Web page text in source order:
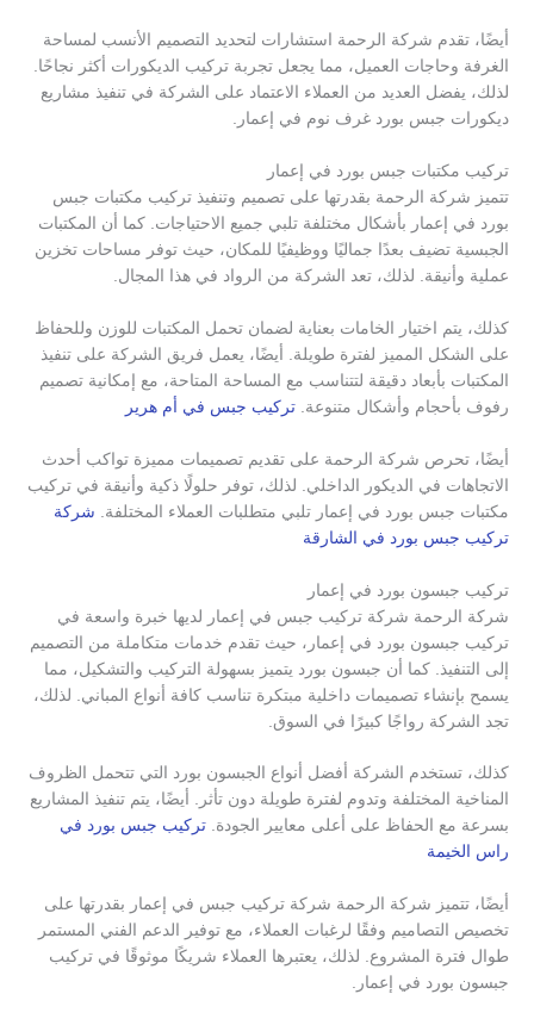
أيضًا، تقدم شركة الرحمة استشارات لتحديد التصميم الأنسب لمساحة
الغرفة وحاجات العميل، مما يجعل تجربة تركيب الديكورات أكثر نجاحًا.
لذلك، يفضل العديد من العملاء الاعتماد على الشركة في تنفيذ مشاريع
ديكورات جبس بورد غرف نوم في إعمار.
تركيب مكتبات جبس بورد في إعمار
تتميز شركة الرحمة بقدرتها على تصميم وتنفيذ تركيب مكتبات جبس
بورد في إعمار بأشكال مختلفة تلبي جميع الاحتياجات. كما أن المكتبات
الجبسية تضيف بعدًا جماليًا ووظيفيًا للمكان، حيث توفر مساحات تخزين
عملية وأنيقة. لذلك، تعد الشركة من الرواد في هذا المجال.
كذلك، يتم اختيار الخامات بعناية لضمان تحمل المكتبات للوزن وللحفاظ
على الشكل المميز لفترة طويلة. أيضًا، يعمل فريق الشركة على تنفيذ
المكتبات بأبعاد دقيقة لتتناسب مع المساحة المتاحة، مع إمكانية تصميم
رفوف بأحجام وأشكال متنوعة.تركيب جبس في أم هرير
أيضًا، تحرص شركة الرحمة على تقديم تصميمات مميزة تواكب أحدث
الاتجاهات في الديكور الداخلي. لذلك، توفر حلولًا ذكية وأنيقة في تركيب
مكتبات جبس بورد في إعمار تلبي متطلبات العملاء المختلفة. شركة
تركيب جبس بورد في الشارقة
تركيب جبسون بورد في إعمار
شركة الرحمة شركة تركيب جبس في إعمار لديها خبرة واسعة في
تركيب جبسون بورد في إعمار، حيث تقدم خدمات متكاملة من التصميم
إلى التنفيذ. كما أن جبسون بورد يتميز بسهولة التركيب والتشكيل، مما
يسمح بإنشاء تصميمات داخلية مبتكرة تناسب كافة أنواع المباني. لذلك،
تجد الشركة رواجًا كبيرًا في السوق.
كذلك، تستخدم الشركة أفضل أنواع الجبسون بورد التي تتحمل الظروف
المناخية المختلفة وتدوم لفترة طويلة دون تأثر. أيضًا، يتم تنفيذ المشاريع
بسرعة مع الحفاظ على أعلى معايير الجودة.تركيب جبس بورد في
راس الخيمة
أيضًا، تتميز شركة الرحمة شركة تركيب جبس في إعمار بقدرتها على
تخصيص التصاميم وفقًا لرغبات العملاء، مع توفير الدعم الفني المستمر
طوال فترة المشروع. لذلك، يعتبرها العملاء شريكًا موثوقًا في تركيب
جبسون بورد في إعمار.